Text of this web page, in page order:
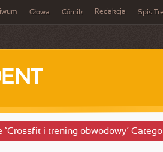
Głowa Górnik Redakcja Spis
‘Crossfit i trening obwodowy’